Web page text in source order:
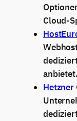
Cloud-
anbietet.
Hetzner